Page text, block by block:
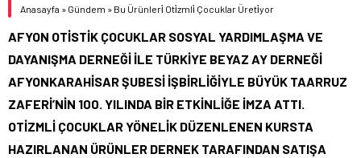
Anasayfa » Gündem » Bu Ürünleri̇ Oti̇zmli̇ Çocuklar Üreti̇yor
AFYON OTİSTİK ÇOCUKLAR SOSYAL YARDIMLAŞMA VE
DAYANIŞMA DERNEĞİ İLE TÜRKİYE BEYAZ AY DERNEĞİ
AFYONKARAHİSAR ŞUBESİ İŞBİRLİĞİYLE BÜYÜK TAARRUZ
ZAFERİ’NİN 100. YILINDA BİR ETKİNLİĞE İMZA ATTI.
OTİZMLİ ÇOCUKLAR YÖNELİK DÜZENLENEN KURSTA
HAZIRLANAN ÜRÜNLER DERNEK TARAFINDAN SATIŞA